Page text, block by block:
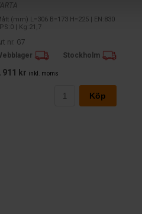
(mm) L=306 B=173 H=225 | EN:830
| PS:0 | Kg:21,7
nr. G7
Stockholm
911 kr inkl. moms
Köp